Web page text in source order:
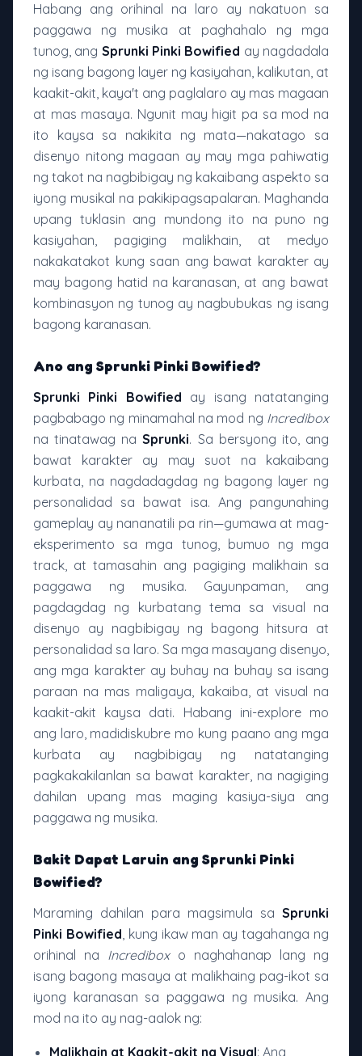
Habang ang orihinal na laro ay nakatuon sa
paggawa ng musika at paghahalo ng mga
tunog, ang Sprunki Pinki Bowified ay nagdadala
ng isang bagong layer ng kasiyahan, kalikutan, at
kaakit-akit, kaya't ang paglalaro ay mas magaan
at mas masaya. Ngunit may higit pa sa mod na
ito kaysa sa nakikita ng mata—nakatago sa
disenyo nitong magaan ay may mga pahiwatig
ng takot na nagbibigay ng kakaibang aspekto sa
iyong musikal na pakikipagsapalaran. Maghanda
upang tuklasin ang mundong ito na puno ng
kasiyahan, pagiging malikhain, at medyo
nakakatakot kung saan ang bawat karakter ay
may bagong hatid na karanasan, at ang bawat
kombinasyon ng tunog ay nagbubukas ng isang
bagong karanasan.
Ano ang Sprunki Pinki Bowified?
Sprunki Pinki Bowified ay isang natatanging
pagbabago ng minamahal na mod ng Incredibox
na tinatawag naSprunki. Sa bersyong ito, ang
bawat karakter ay may suot na kakaibang
kurbata, na nagdadagdag ng bagong layer ng
personalidad sa bawat isa. Ang pangunahing
gameplay ay nananatili pa rin—gumawa at mag-
eksperimento sa mga tunog, bumuo ng mga
track, at tamasahin ang pagiging malikhain sa
paggawa ng musika. Gayunpaman, ang
pagdagdag ng kurbatang tema sa visual na
disenyo ay nagbibigay ng bagong hitsura at
personalidad sa laro. Sa mga masayang disenyo,
ang mga karakter ay buhay na buhay sa isang
paraan na mas maligaya, kakaiba, at visual na
kaakit-akit kaysa dati. Habang ini-explore mo
ang laro, madidiskubre mo kung paano ang mga
kurbata ay nagbibigay ng natatanging
pagkakakilanlan sa bawat karakter, na nagiging
dahilan upang mas maging kasiya-siya ang
paggawa ng musika.
Bakit Dapat Laruin ang Sprunki Pinki
Bowified?
Maraming dahilan para magsimula sa Sprunki
Pinki Bowified, kung ikaw man ay tagahanga ng
orihinal na Incrediboxo naghahanap lang ng
isang bagong masaya at malikhaing pag-ikot sa
iyong karanasan sa paggawa ng musika. Ang
mod na ito ay nag-aalok ng:
Malikhain at Kaakit-akit na Visual: Ang